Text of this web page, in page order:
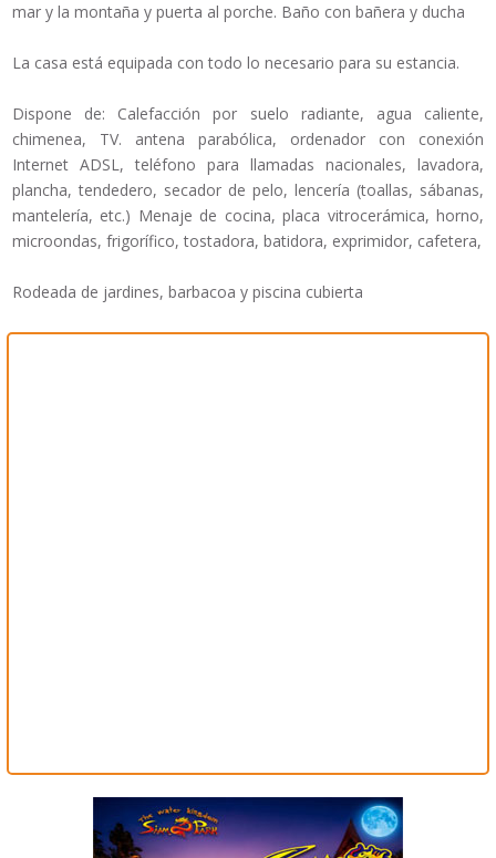
mar y la montaña y puerta al porche. Baño con bañera y ducha
La casa está equipada con todo lo necesario para su estancia.
Dispone de: Calefacción por suelo radiante, agua caliente,
chimenea, TV. antena parabólica, ordenador con conexión
Internet ADSL, teléfono para llamadas nacionales, lavadora,
plancha, tendedero, secador de pelo, lencería (toallas, sábanas,
mantelería, etc.) Menaje de cocina, placa vitrocerámica, horno,
microondas, frigorífico, tostadora, batidora, exprimidor, cafetera,
Rodeada de jardines, barbacoa y piscina cubierta